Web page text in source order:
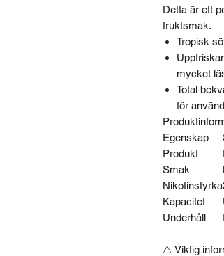
Detta är ett
fruktsmak.
Tropisk
mycket
Total
för
Egenskap
Produkt
Smak
Nikotinstyrka
Kapacitet
Underhåll
⚠️ Viktig